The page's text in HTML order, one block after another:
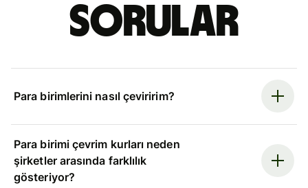
sorular
Para birimlerini nasıl çeviririm?
Para birimi çevrim kurları neden
şirketler arasında farklılık
gösteriyor?